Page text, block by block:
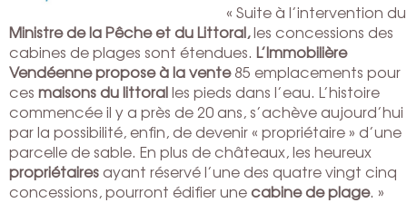
« Suite à l’intervention du
Ministre de la Pêche et du Littoral,les concessions des
cabines de plages sont étendues. L’Immobilière
Vendéenne propose à la vente85 emplacements pour
ces maisons du littoralles pieds dans l’eau. L’histoire
commencée il y a près de 20 ans, s’achève aujourd’hui
par la possibilité, enfin, de devenir « propriétaire » d’une
parcelle de sable. En plus de châteaux, les heureux
propriétairesayant réservé l’une des quatre vingt cinq
concessions, pourront édifier unecabine de plage. »